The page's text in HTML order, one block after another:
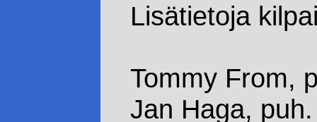
Lisätietoja
Tommy From,
Jan Haga,